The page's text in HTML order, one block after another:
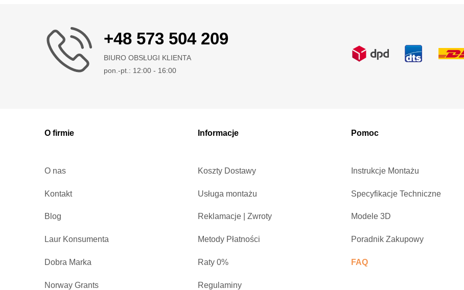
+48 573 504 209
BIURO OBSŁUGI KLIENTA
pon.-pt.: 12:00 - 16:00
O firmie
O nas
Kontakt
Blog
Laur Konsumenta
Dobra Marka
Norway Grants
Informacje
Koszty Dostawy
Usługa montażu
Reklamacje | Zwroty
Metody Płatności
Raty 0%
Regulaminy
Pomoc
Instrukcje Montażu
Specyfikacje Techniczne
Modele 3D
Poradnik Zakupowy
FAQ